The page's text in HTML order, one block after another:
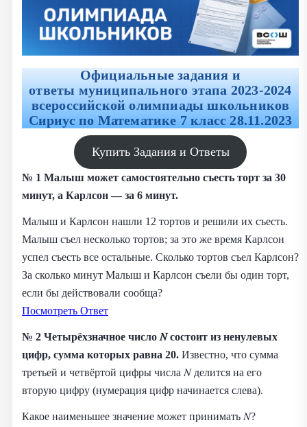
Официальные задания и
ответы муниципального этапа 2023-2024
всероссийской олимпиады школьников
Сириус по Математике 7 класс 28.11.2023
Купить Задания и Ответы
№ 1 Малыш может самостоятельно съесть торт за 30
минут, а Карлсон — за 6 минут.
Малыш и Карлсон нашли 12 тортов и решили их съесть.
Малыш съел несколько тортов; за это же время Карлсон
успел съесть все остальные. Сколько тортов съел Карлсон?
За сколько минут Малыш и Карлсон съели бы один торт,
если бы действовали сообща?
Посмотреть Ответ
№ 2 Четырёхзначное число 𝑁 состоит из ненулевых
цифр, сумма которых равна 20. Известно, что сумма
третьей и четвёртой цифры числа 𝑁 делится на его
вторую цифру (нумерация цифр начинается слева).
Какое наименьшее значение может принимать 𝑁?